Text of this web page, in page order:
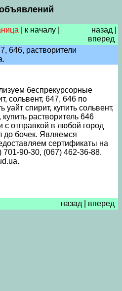
к началу назад
вперед
646, растворители
беспрекурсорные
сольвент, 647, 646 по
спирит, купить сольвент,
растворитель 646
с отправкой в любой город
до бочек. Являемся
сертификаты на
90-30, (067) 462-36-88.
назад вперед